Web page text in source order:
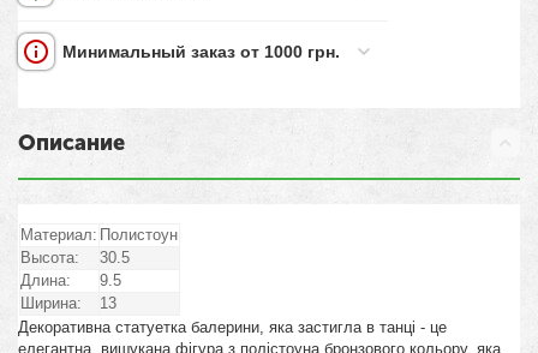
Минимальный заказ от 1000 грн.
Описание
Материал: Полистоун
Высота:
30.5
Длина:
9.5
Ширина:
13
Декоративна статуетка балерини, яка застигла в танці - це
елегантна, вишукана фігура з полістоуна бронзового кольору, яка